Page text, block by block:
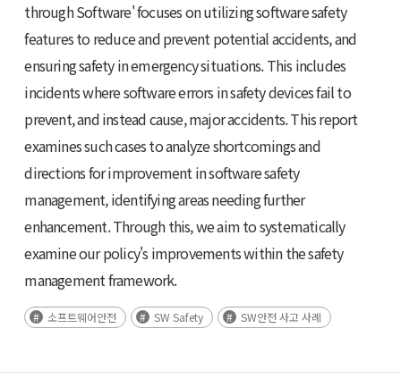
through Software' focuses on utilizing software safety
features to reduce and prevent potential accidents, and
ensuring safety in emergency situations. This includes
incidents where software errors in safety devices fail to
prevent, and instead cause, major accidents. This report
examines such cases to analyze shortcomings and
directions for improvement in software safety
management, identifying areas needing further
enhancement. Through this, we aim to systematically
examine our policy's improvements within the safety
management framework.
소프트웨어안전 SW Safety SW안전 사고 사례